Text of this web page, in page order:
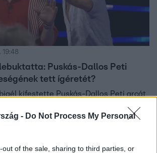
- Do Not Process My Personal
out of the sale, sharing to third parties, or
lebuktatta: Puskás-Dallos Peti
tett ígéretét?
kifestette Puskás-Dallos Peti arcát
Puskás-Dallos Boginak.